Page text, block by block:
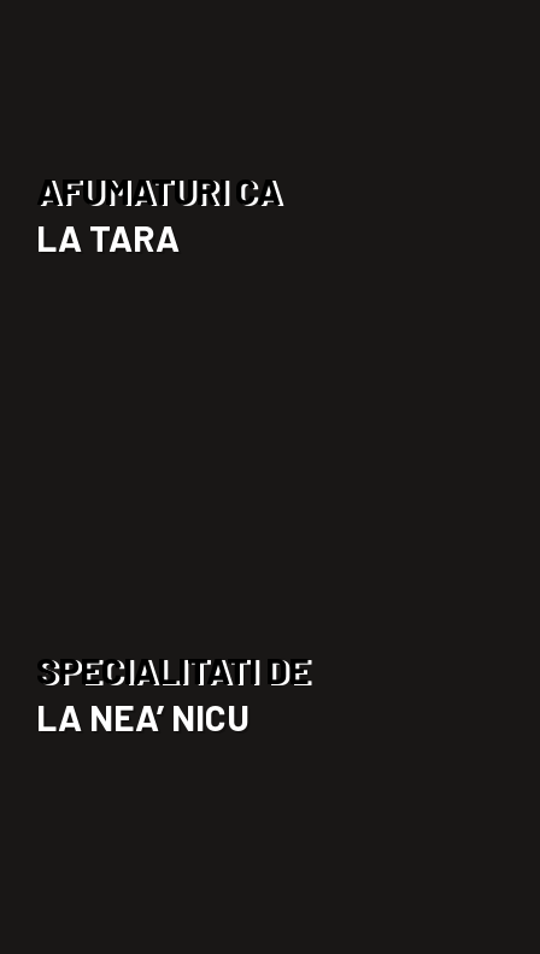
AFUMATURI CA
LA TARA
SPECIALITATI DE
LA NEA’ NICU